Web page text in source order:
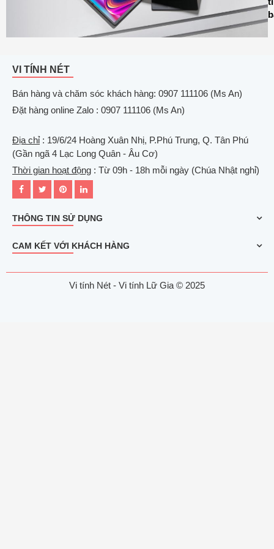
VI TÍNH NÉT
Bán hàng và chăm sóc khách hàng: 0907 111106 (Ms An)
Đặt hàng online Zalo : 0907 111106 (Ms An)
Địa chỉ: 19/6/24 Hoàng Xuân Nhị, P.Phú Trung, Q. Tân Phú
(Gần ngã 4 Lạc Long Quân - Âu Cơ)
Thời gian hoạt động : Từ 09h - 18h mỗi ngày (Chúa Nhật nghỉ)
THÔNG TIN SỬ DỤNG
CAM KẾT VỚI KHÁCH HÀNG
Vi tính Nét - Vi tính Lữ Gia © 2025